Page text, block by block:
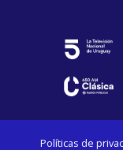
Políticas de